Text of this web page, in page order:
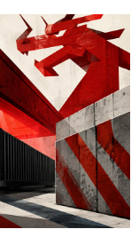
spam
de Atlas y